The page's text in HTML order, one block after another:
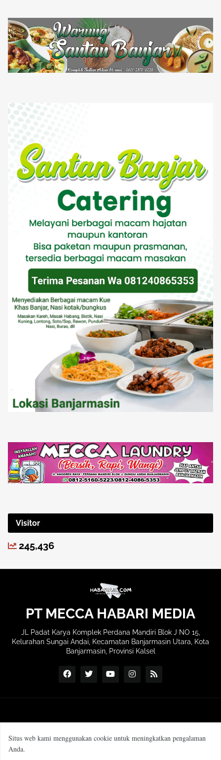
Visitor
245,436
PT MECCA HABARI MEDIA
JL Padat Karya Komplek Perdana Mandiri Blok J NO 15,
Kelurahan Sungai Andai, Kecamatan Banjarmasin Utara, Kota
Banjarmasin, Provinsi Kalsel
Situs web kami menggunakan cookie untuk meningkatkan pengalaman
Anda.